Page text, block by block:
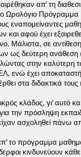
απ’ τη
Ωρολόγιο
εναπομείναντες
και αφού έχει
Μάλιστα, σε
ως δεύτερη ανάθεση
στην
έχει
στα διδακτικά
κλάδος, γι’ αυτό
την πρόσληψη
ασχοληθεί πάνω
το πρόγραμμα
κινδυνεύουν